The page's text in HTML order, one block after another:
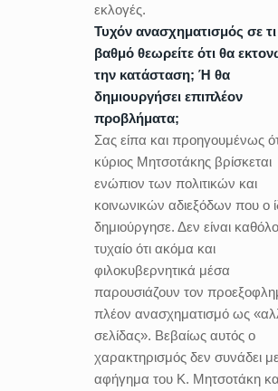
εκλογές.
Τυχόν ανασχηματισμός σε τι
βαθμό θεωρείτε ότι θα
την κατάσταση; Ή θα
δημιουργήσει επιπλέον
προβλήματα;
Σας είπα και προηγουμένως
κύριος Μητσοτάκης βρίσκεται
ενώπιον των πολιτικών και
κοινωνικών αδιεξόδων που ο
δημιούργησε. Δεν είναι
τυχαίο ότι ακόμα και
φιλοκυβερνητικά μέσα
παρουσιάζουν τον
πλέον ανασχηματισμό ως
σελίδας». Βεβαίως αυτός ο
χαρακτηρισμός δεν συνάδει
αφήγημα του Κ. Μητσοτάκη